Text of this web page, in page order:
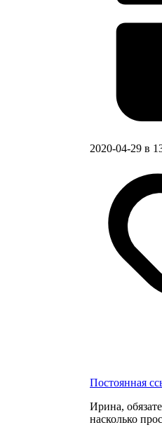
2020-04-29 в
Постоянная
Ирина,
насколько